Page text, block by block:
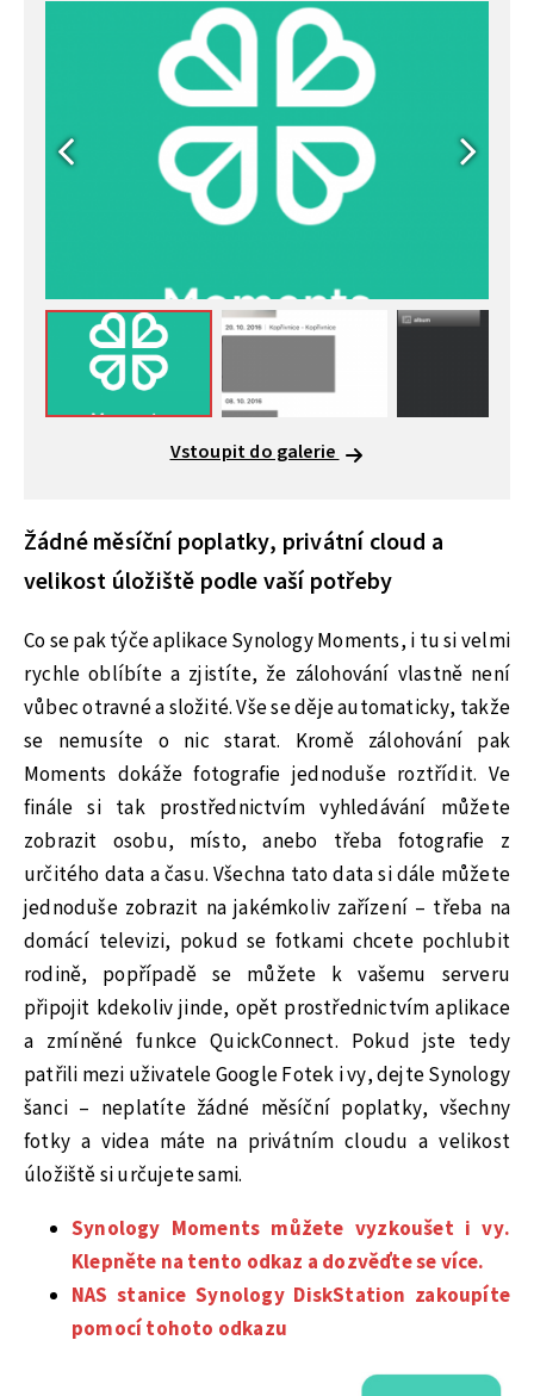
Vstoupit do galerie
Žádné měsíční poplatky, privátní cloud a
velikost úložiště podle vaší potřeby
Co se pak týče aplikace Synology Moments, i tu si velmi
rychle oblíbíte a zjistíte, že zálohování vlastně není
vůbec otravné a složité. Vše se děje automaticky, takže
se nemusíte o nic starat. Kromě zálohování pak
Moments dokáže fotografie jednoduše roztřídit. Ve
finále si tak prostřednictvím vyhledávání můžete
zobrazit osobu, místo, anebo třeba fotografie z
určitého data a času. Všechna tato data si dále můžete
jednoduše zobrazit na jakémkoliv zařízení – třeba na
domácí televizi, pokud se fotkami chcete pochlubit
rodině, popřípadě se můžete k vašemu serveru
připojit kdekoliv jinde, opět prostřednictvím aplikace
a zmíněné funkce QuickConnect. Pokud jste tedy
patřili mezi uživatele Google Fotek i vy, dejte Synology
šanci – neplatíte žádné měsíční poplatky, všechny
fotky a videa máte na privátním cloudu a velikost
úložiště si určujete sami.
Synology Moments můžete vyzkoušet i vy.
Klepněte na tento odkaz a dozvěďte se více.
NAS stanice Synology DiskStation zakoupíte
pomocí tohoto odkazu